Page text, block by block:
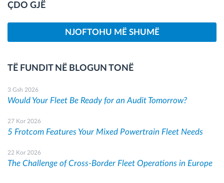
ÇDO GJË
NJOFTOHU MË SHUMË
TË FUNDIT NË BLOGUN TONË
3 Gsh 2026
Would Your Fleet Be Ready for an Audit Tomorrow?
27 Kor 2026
5 Frotcom Features Your Mixed Powertrain Fleet Needs
22 Kor 2026
The Challenge of Cross-Border Fleet Operations in Europe